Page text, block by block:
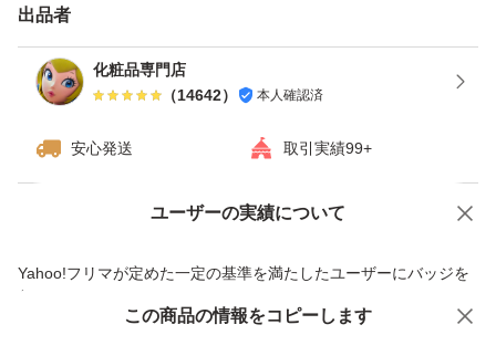
出品者
化粧品専門店
（14642） 本人確認済
安心発送 取引実績99+
ユーザーの実績について
Yahoo!フリマが定めた一定の基準を満たしたユーザーにバッジを
付与しています
価格の相談 商品への質問
この商品の情報をコピーします